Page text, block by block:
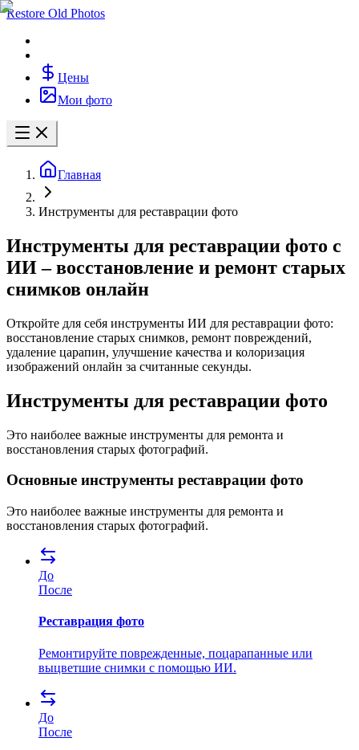
Restore Old Photos
Цены
Мои фото
Главная
Инструменты для реставрации фото
Инструменты для реставрации фото с
ИИ – восстановление и ремонт старых
снимков онлайн
Откройте для себя инструменты ИИ для реставрации фото:
восстановление старых снимков, ремонт повреждений,
удаление царапин, улучшение качества и колоризация
изображений онлайн за считанные секунды.
Инструменты для реставрации фото
Это наиболее важные инструменты для ремонта и
восстановления старых фотографий.
Основные инструменты реставрации фото
Это наиболее важные инструменты для ремонта и
восстановления старых фотографий.
До
После
Реставрация фото
Ремонтируйте поврежденные, поцарапанные или
выцветшие снимки с помощью ИИ.
До
После